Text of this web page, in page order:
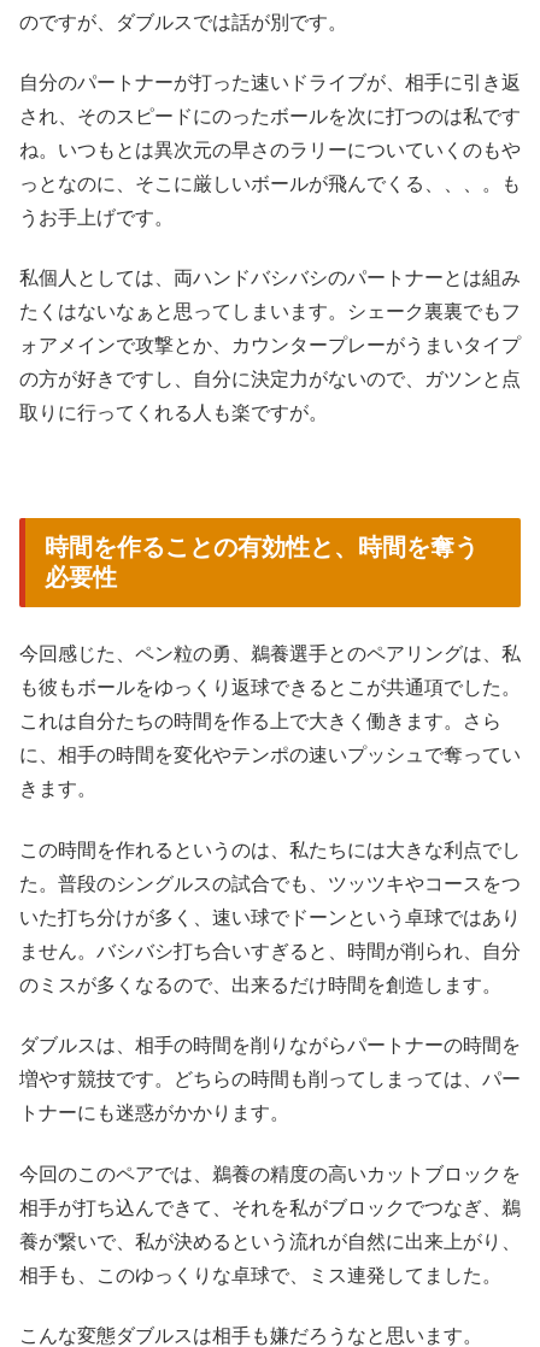
のですが、ダブルスでは話が別です。
自分のパートナーが打った速いドライブが、相手に引き返
され、そのスピードにのったボールを次に打つのは私です
ね。いつもとは異次元の早さのラリーについていくのもや
っとなのに、そこに厳しいボールが飛んでくる、、、。も
うお手上げです。
私個人としては、両ハンドバシバシのパートナーとは組み
たくはないなぁと思ってしまいます。シェーク裏裏でもフ
ォアメインで攻撃とか、カウンタープレーがうまいタイプ
の方が好きですし、自分に決定力がないので、ガツンと点
取りに行ってくれる人も楽ですが。
時間を作ることの有効性と、時間を奪う
必要性
今回感じた、ペン粒の勇、鵜養選手とのペアリングは、私
も彼もボールをゆっくり返球できるとこが共通項でした。
これは自分たちの時間を作る上で大きく働きます。さら
に、相手の時間を変化やテンポの速いプッシュで奪ってい
きます。
この時間を作れるというのは、私たちには大きな利点でし
た。普段のシングルスの試合でも、ツッツキやコースをつ
いた打ち分けが多く、速い球でドーンという卓球ではあり
ません。バシバシ打ち合いすぎると、時間が削られ、自分
のミスが多くなるので、出来るだけ時間を創造します。
ダブルスは、相手の時間を削りながらパートナーの時間を
増やす競技です。どちらの時間も削ってしまっては、パー
トナーにも迷惑がかかります。
今回のこのペアでは、鵜養の精度の高いカットブロックを
相手が打ち込んできて、それを私がブロックでつなぎ、鵜
養が繋いで、私が決めるという流れが自然に出来上がり、
相手も、このゆっくりな卓球で、ミス連発してました。
こんな変態ダブルスは相手も嫌だろうなと思います。